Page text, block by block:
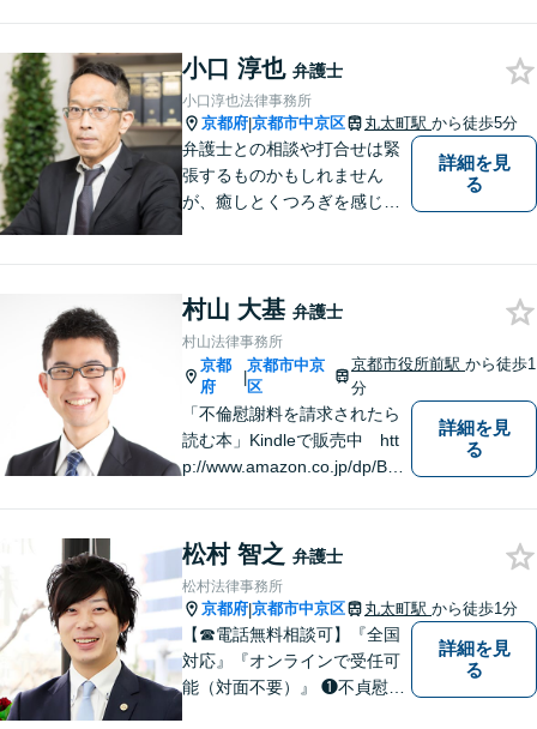
目指します。
小口 淳也 弁護士
小口淳也法律事務所
京都府|京都市中京区 丸太町駅 から徒歩5分
弁護士との相談や打合せは緊
張するものかもしれません
が、癒しとくつろぎを感じて
まい、労働・雇用など幅広い
分野に対応いたします。
詳細を見
る
村山 大基 弁護士
村山法律事務所
京都
府
|
京都市中京
区
京都市役所前駅から徒歩1
分
「不倫慰謝料を請求されたら
読む本」Kindleで販売中 htt
p://www.amazon.co.jp/dp/B0F
詳細を見
る
松村 智之 弁護士
松村法律事務所
京都府|京都市中京区 丸太町駅 から徒歩1分
【☎︎電話無料相談可】『全国
対応』『オンラインで受任可
能（対面不要）』 ❶不貞慰謝
詳細を見
る